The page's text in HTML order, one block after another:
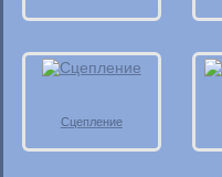
Сцепление